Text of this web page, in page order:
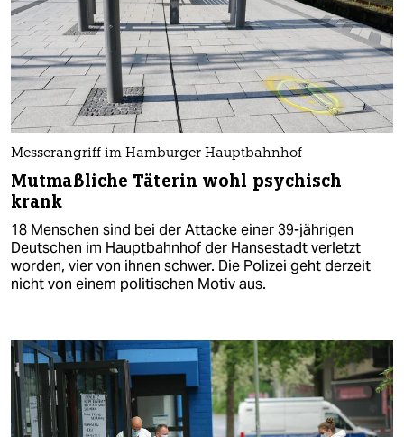
Messerangriff im Hamburger Hauptbahnhof
Mutmaßliche Täterin wohl psychisch
krank
18 Menschen sind bei der Attacke einer 39-jährigen
Deutschen im Hauptbahnhof der Hansestadt verletzt
worden, vier von ihnen schwer. Die Polizei geht derzeit
nicht von einem politischen Motiv aus.